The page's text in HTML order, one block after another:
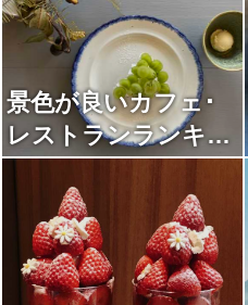
景色が良いカフェ･
レストランランキン
グ